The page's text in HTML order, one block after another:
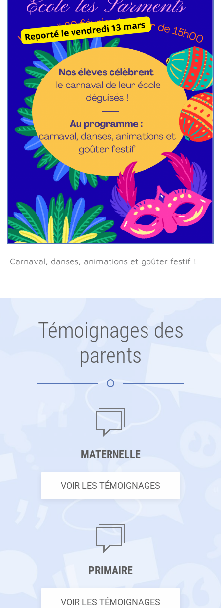
Carnaval, danses, animations et goûter festif !
Témoignages des
parents
MATERNELLE
VOIR LES TÉMOIGNAGES
PRIMAIRE
VOIR LES TÉMOIGNAGES